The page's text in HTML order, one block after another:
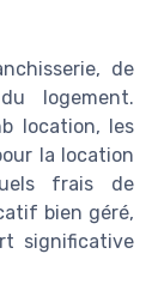
de
logement.
location, les
la location
frais de
bien géré,
significative